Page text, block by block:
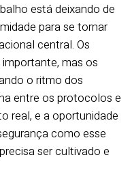
está deixando de
para se tornar
central. Os
mas os
o ritmo dos
entre os protocolos e
real, e a oportunidade
como esse
ser cultivado e